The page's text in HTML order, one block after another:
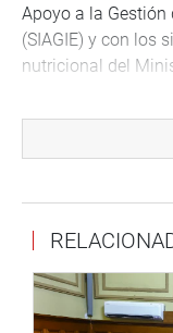
Apoyo a la
(SIAGIE) y con los
nutricional del
Identidad (DNI)
obligatorio para
beneficiario.
El texto
productos